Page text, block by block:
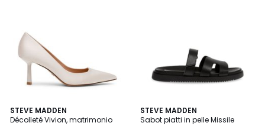
STEVE MADDEN
Décolleté Vivion, matrimonio
STEVE MADDEN
Sabot piatti in pelle Missile